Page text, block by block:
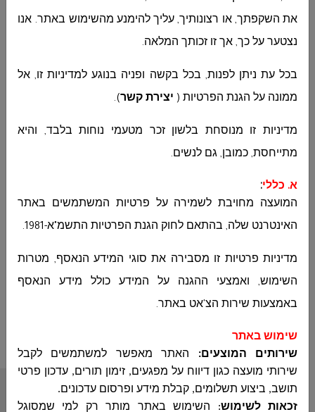
مناقصة 23-2022 القيام بأعمال إنشاء وحدة شرطة جماهيرية في دير
الأسد..
أقسام المجلس
את השקפתך, או רצונותיך, עליך להימנע מהשימוש באתר. אנו
נצטער על כך, אך זו זכותך המלאה.
בכל עת ניתן לפנות, בכל בקשה ופניה בנוגע למדיניות זו, אל
ממונה על הגנת הפרטיות ( יצירת קשר )
.
מדיניות זו מנוסחת בלשון זכר מטעמי נוחות בלבד, והיא
מתייחסת, כמובן, גם לנשים.
א. כללי:
המועצה מחויבת לשמירה על פרטיות המשתמשים באתר
האינטרנט שלה, בהתאם לחוק הגנת הפרטיות התשמ"א-1981
.
מדיניות פרטיות זו מסבירה את סוגי המידע הנאסף, מטרות
השימוש, ואמצעי ההגנה על המידע כולל מידע הנאסף
באמצעות שירות הצ'אט באתר .
שימוש באתר
שירותים המוצעים: האתר מאפשר למשתמשים לקבל
שירותי מועצה כגון דיווח על מפגעים, זימון תורים, עדכון פרטי
תושב, ביצוע תשלומים, קבלת מידע ופרסום עדכונים.
זכאות לשימוש: השימוש באתר מותר רק למי שמסוגל